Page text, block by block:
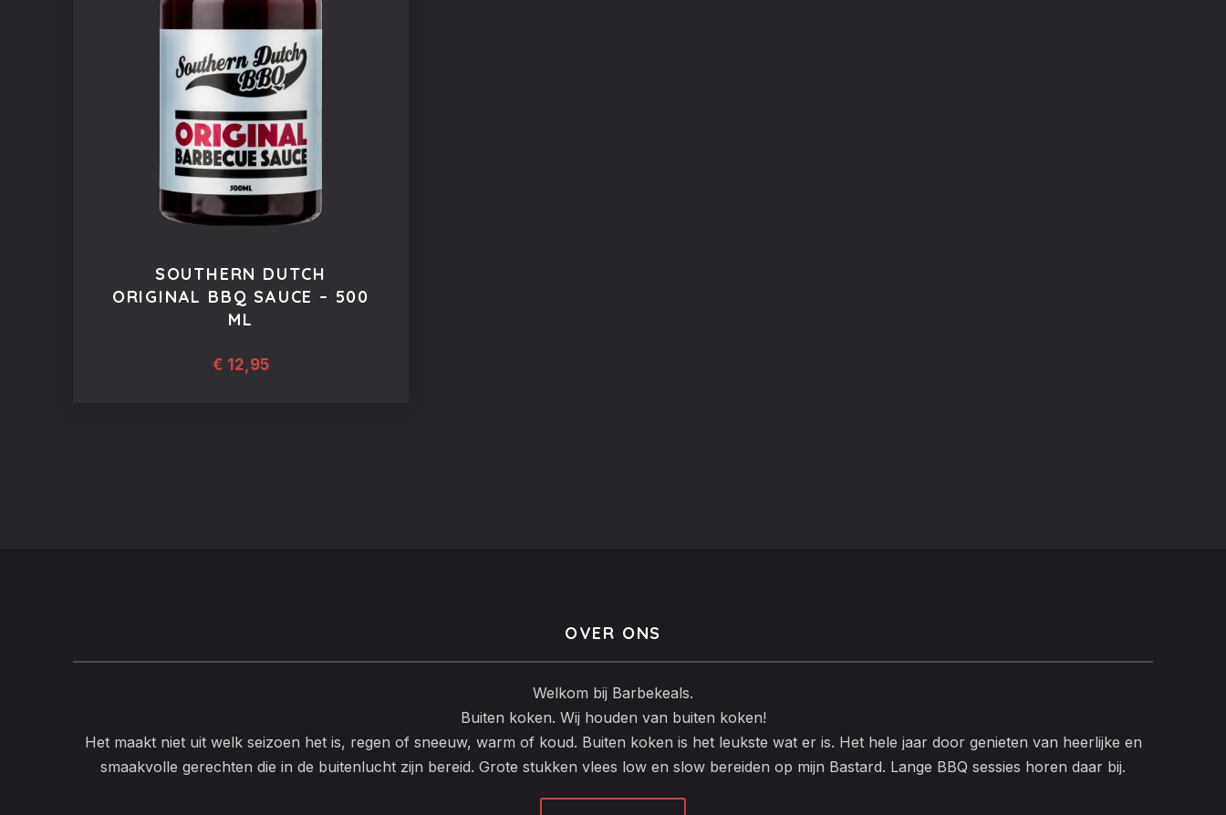
SOUTHERN DUTCH
ORIGINAL BBQ SAUCE – 500
ML
€ 12,95
OVER ONS
Welkom bij Barbekeals.
Buiten koken. Wij houden van buiten koken!
Het maakt niet uit welk seizoen het is, regen of sneeuw, warm of koud. Buiten koken is het leukste wat er is. Het hele jaar door genieten van heerlijke en
smaakvolle gerechten die in de buitenlucht zijn bereid. Grote stukken vlees low en slow bereiden op mijn Bastard. Lange BBQ sessies horen daar bij.